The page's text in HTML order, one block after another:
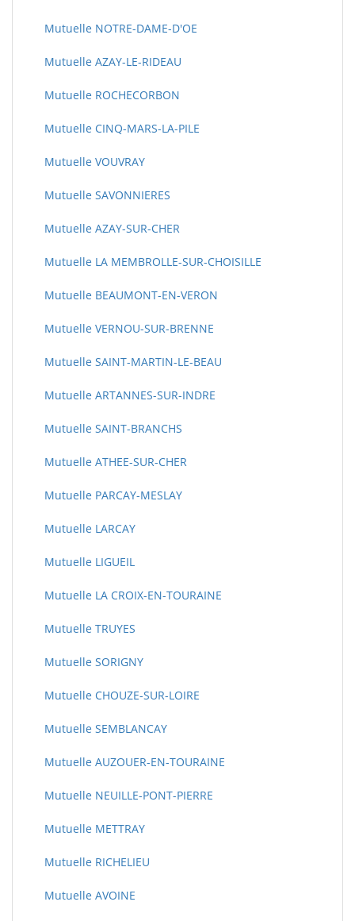
Mutuelle NOTRE-DAME-D'OE
Mutuelle AZAY-LE-RIDEAU
Mutuelle ROCHECORBON
Mutuelle CINQ-MARS-LA-PILE
Mutuelle VOUVRAY
Mutuelle SAVONNIERES
Mutuelle AZAY-SUR-CHER
Mutuelle LA MEMBROLLE-SUR-CHOISILLE
Mutuelle BEAUMONT-EN-VERON
Mutuelle VERNOU-SUR-BRENNE
Mutuelle SAINT-MARTIN-LE-BEAU
Mutuelle ARTANNES-SUR-INDRE
Mutuelle SAINT-BRANCHS
Mutuelle ATHEE-SUR-CHER
Mutuelle PARCAY-MESLAY
Mutuelle LARCAY
Mutuelle LIGUEIL
Mutuelle LA CROIX-EN-TOURAINE
Mutuelle TRUYES
Mutuelle SORIGNY
Mutuelle CHOUZE-SUR-LOIRE
Mutuelle SEMBLANCAY
Mutuelle AUZOUER-EN-TOURAINE
Mutuelle NEUILLE-PONT-PIERRE
Mutuelle METTRAY
Mutuelle RICHELIEU
Mutuelle AVOINE